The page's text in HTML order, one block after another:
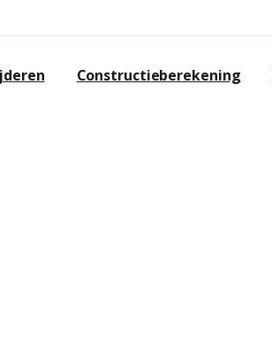
Constructieberekening